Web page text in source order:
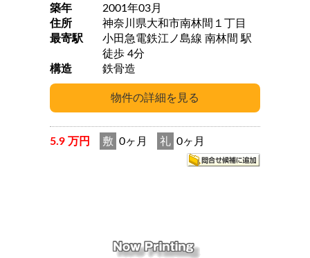
築年
2001年03月
住所
神奈川県大和市南林間１丁目
最寄駅
小田急電鉄江ノ島線 南林間 駅
徒歩 4分
構造
鉄骨造
5.9 万円 敷 0ヶ月 礼 0ヶ月